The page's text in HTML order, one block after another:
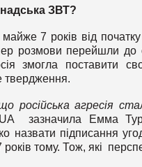
ЗВТ?
7 років від
розмови перейшли
змогла поставити
твердження.
російська агресія
зазначила Емма
назвати підписання
років тому. Тож, які